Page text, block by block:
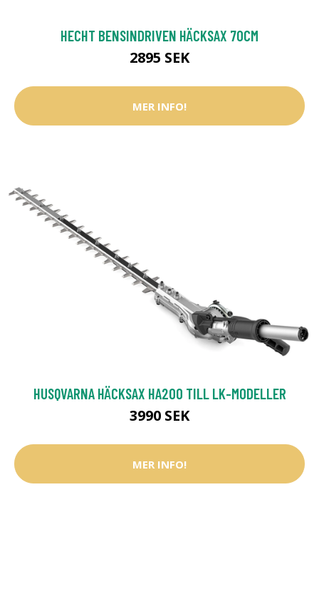
HECHT BENSINDRIVEN HÄCKSAX 70CM
2895 SEK
MER INFO!
HUSQVARNA HÄCKSAX HA200 TILL LK-MODELLER
3990 SEK
MER INFO!